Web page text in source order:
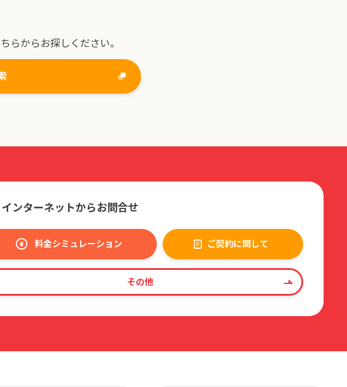
らからお探しください。
インターネットからお問合せ
料金シミュレーション ご契約に関して
その他